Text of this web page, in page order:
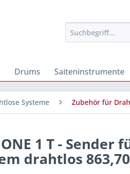
Drums Saiteninstrumente
Systeme Zubehör für
1 T - Sender
drahtlos